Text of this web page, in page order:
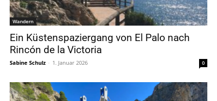
Wandern
Ein Küstenspaziergang von El Palo nach
Rincón de la Victoria
Sabine Schulz - 1. Januar 2026 0